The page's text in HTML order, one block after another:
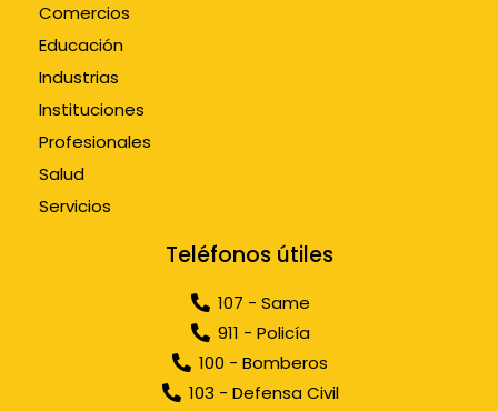
Comercios
Educación
Industrias
Instituciones
Profesionales
Salud
Servicios
Teléfonos útiles
107 - Same
911 - Policía
100 - Bomberos
103 - Defensa Civil